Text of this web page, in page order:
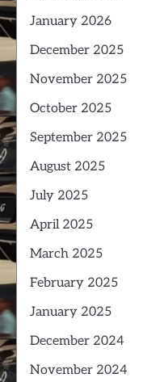
January 2026
December 2025
November 2025
October 2025
September 2025
August 2025
July 2025
April 2025
March 2025
February 2025
January 2025
December 2024
November 2024